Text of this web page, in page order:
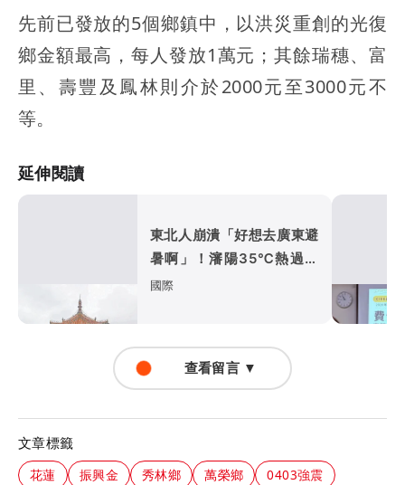
先前已發放的5個鄉鎮中，以洪災重創的光復
鄉金額最高，每人發放1萬元；其餘瑞穗、富
里、壽豐及鳳林則介於2000元至3000元不
等。
延伸閱讀
東北人崩潰「好想去廣東避
暑啊」！瀋陽35℃熱過廣
州 避暑天堂失守「元凶」
國際
查看留言 ▼
文章標籤
花蓮 振興金 秀林鄉 萬榮鄉
0403強震